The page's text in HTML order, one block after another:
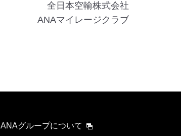
全日本空輸株式会社
ANAマイレージクラブ
ANAグループについて